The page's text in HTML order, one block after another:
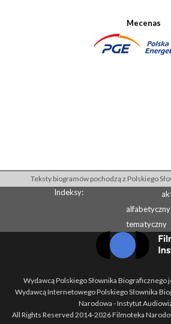
Mecenas
Teksty biogramów pochodzą z Polskiego
Indeksy:
alfabetyczny
tematyczny
Wydawcą Polskiego Słownika Biograficznego
Wydawcą Internetowego Polskiego Słownika
Narodowa - Instytut
All Rights Reserved 2014-2026Filmoteka